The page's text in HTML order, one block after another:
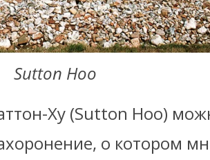
Sutton Hoo
Ху (Sutton Hoo)
о котором